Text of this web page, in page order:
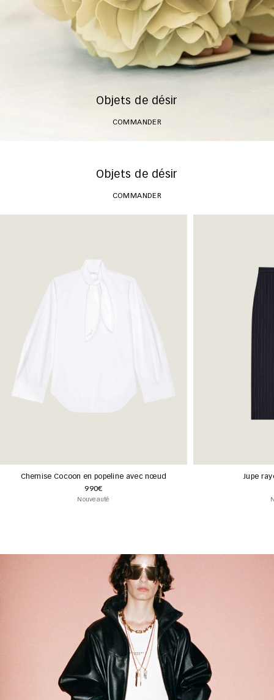
Objets de désir
COMMANDER
Objets de désir
COMMANDER
Chemise Cocoon en popeline avec nœud
990€
Nouveauté
Jupe